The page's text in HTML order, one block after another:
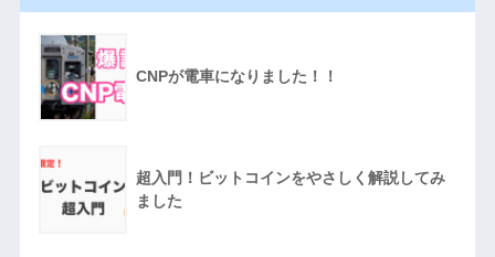
CNPが電車になりました！！
超入門！ビットコインをやさしく解説してみ
ました